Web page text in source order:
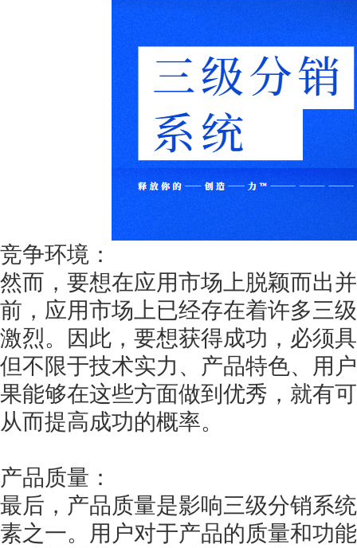
竞争环境：
然而，要想在应用市场上脱颖而出
前，应用市场上已经存在着许多三
激烈。因此，要想获得成功，必须
但不限于技术实力、产品特色、用
果能够在这些方面做到优秀，就有
从而提高成功的概率。
产品质量：
最后，产品质量是影响三级分销系
素之一。用户对于产品的质量和功
获得产品报价方案
1万个想法不如1次的方案落地
扫码添加[商务总监]沟通方案
扫码沟通